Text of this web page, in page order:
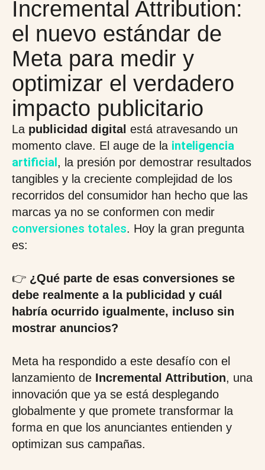
Incremental Attribution:
el nuevo estándar de
Meta para medir y
optimizar el verdadero
impacto publicitario
La publicidad digital está atravesando un
momento clave. El auge de la inteligencia
artificial, la presión por demostrar resultados
tangibles y la creciente complejidad de los
recorridos del consumidor han hecho que las
marcas ya no se conformen con medir
conversiones totales. Hoy la gran pregunta
es:
👉 ¿Qué parte de esas conversiones se
debe realmente a la publicidad y cuál
habría ocurrido igualmente, incluso sin
mostrar anuncios?
Meta ha respondido a este desafío con el
lanzamiento de Incremental Attribution, una
innovación que ya se está desplegando
globalmente y que promete transformar la
forma en que los anunciantes entienden y
optimizan sus campañas.